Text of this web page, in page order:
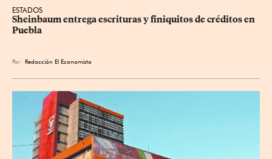
ESTADOS
Sheinbaum entrega escrituras y finiquitos de créditos en
Puebla
Por Redacción El Economista